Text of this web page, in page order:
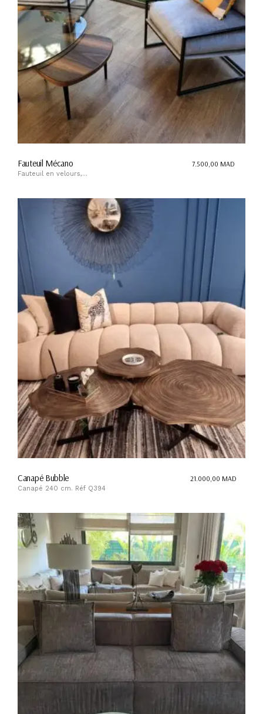
Fauteuil Mécano
Fauteuil en velours,...
7.500,00 MAD
Canapé Bubble
Canapé 240 cm. Réf Q394
21.000,00 MAD